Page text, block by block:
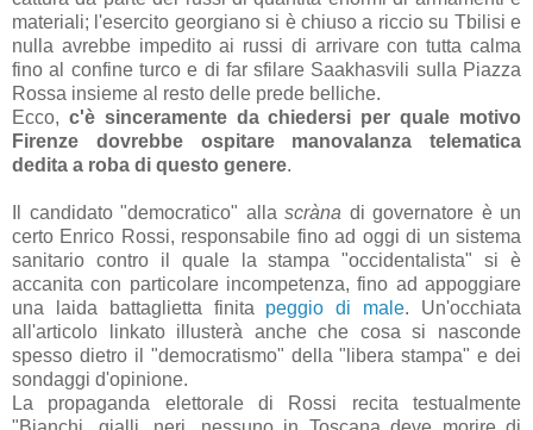
materiali; l'esercito georgiano si è chiuso a riccio su Tbilisi e
nulla avrebbe impedito ai russi di arrivare con tutta calma
fino al confine turco e di far sfilare Saakhasvili sulla Piazza
Rossa insieme al resto delle prede belliche.
Ecco, c'è sinceramente da chiedersi per quale motivo
Firenze dovrebbe ospitare manovalanza telematica
dedita a roba di questo genere.
Il candidato "democratico" alla scràna di governatore è un
certo Enrico Rossi, responsabile fino ad oggi di un sistema
sanitario contro il quale la stampa "occidentalista" si è
accanita con particolare incompetenza, fino ad appoggiare
una laida battaglietta finita peggio di male. Un'occhiata
all'articolo linkato illusterà anche che cosa si nasconde
spesso dietro il "democratismo" della "libera stampa" e dei
sondaggi d'opinione.
La propaganda elettorale di Rossi recita testualmente